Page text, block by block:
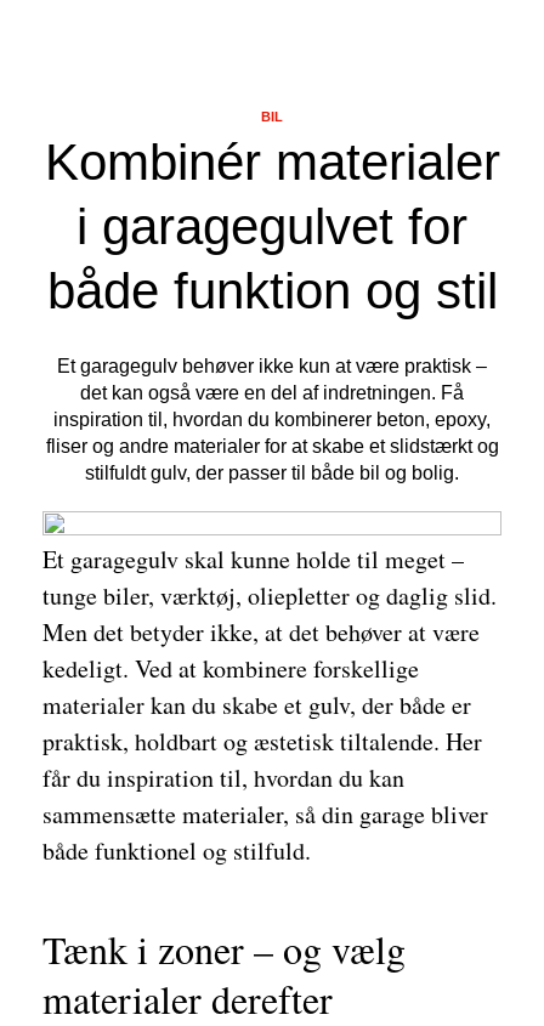
Kombinér materialer
i garagegulvet for
både funktion og stil
BIL
Et garagegulv behøver ikke kun at være praktisk –
det kan også være en del af indretningen. Få
inspiration til, hvordan du kombinerer beton, epoxy,
fliser og andre materialer for at skabe et slidstærkt og
stilfuldt gulv, der passer til både bil og bolig.
Et garagegulv skal kunne holde til meget –
tunge biler, værktøj, oliepletter og daglig slid.
Men det betyder ikke, at det behøver at være
kedeligt. Ved at kombinere forskellige
materialer kan du skabe et gulv, der både er
praktisk, holdbart og æstetisk tiltalende. Her
får du inspiration til, hvordan du kan
sammensætte materialer, så din garage bliver
både funktionel og stilfuld.
Tænk i zoner – og vælg
materialer derefter